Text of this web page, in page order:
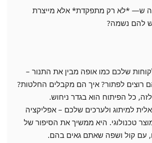
ש— *לא רק מתפקדת* אלא מייצרת
להם נשמה?
שלכם כמו אופה מבין את התנור –
רוצים לפתור? איך הם מקבלים החלטות?
כל הפיתוח הוא בגדר ניחוש.
למיתוג ולערכים שלכם – אפליקציה
טכנולוגי. היא ממשיך את הסיפור של
עם קול ושפה שאתם גאים בהם.